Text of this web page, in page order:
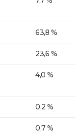
63,8 %
23,6 %
4,0 %
0,2 %
0,7 %